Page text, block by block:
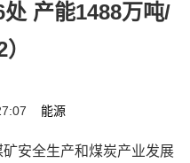
产能1488万吨/
能源
安全生产和煤炭产业发展